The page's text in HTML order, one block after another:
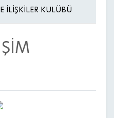
İLİŞKİLER KULÜBÜ